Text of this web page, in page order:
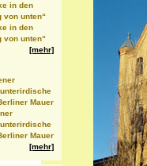
in den
von unten“
in den
von unten“
[mehr]
Mauer
Mauer
[mehr]